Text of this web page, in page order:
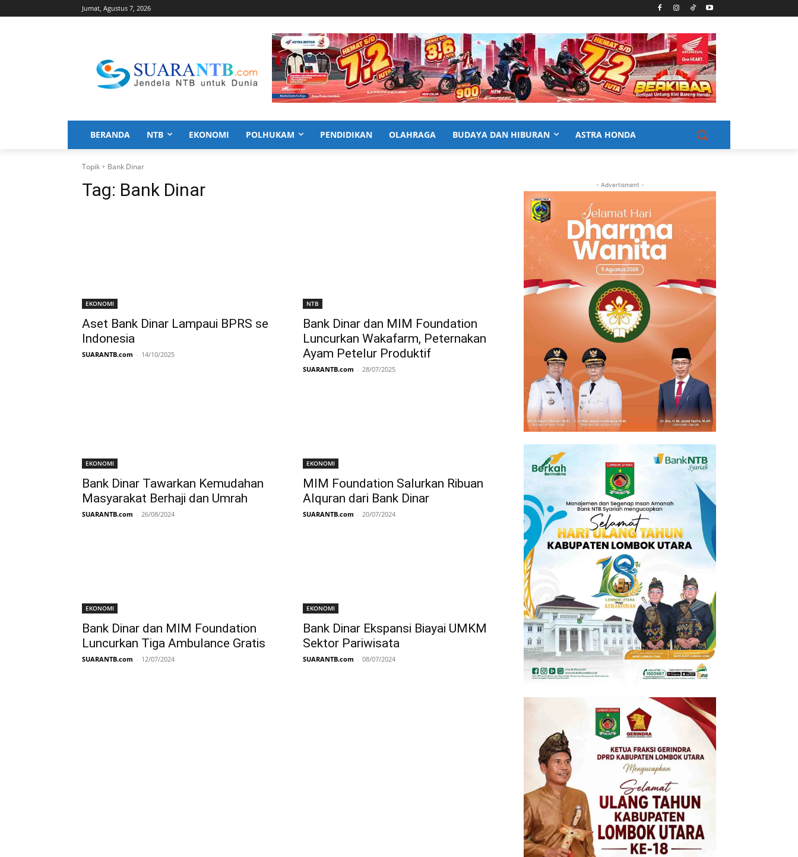
Jumat, Agustus 7, 2026
BERANDA NTB EKONOMI POLHUKAM PENDIDIKAN OLAHRAGA BUDAYA DAN HIBURAN ASTRA HONDA
Topik Bank Dinar
Tag: Bank Dinar
EKONOMI
Aset Bank Dinar Lampaui BPRS se
Indonesia
SUARANTB.com - 14/10/2025
NTB
Bank Dinar dan MIM Foundation
Luncurkan Wakafarm, Peternakan
Ayam Petelur Produktif
SUARANTB.com - 28/07/2025
EKONOMI
Bank Dinar Tawarkan Kemudahan
Masyarakat Berhaji dan Umrah
SUARANTB.com - 26/08/2024
EKONOMI
MIM Foundation Salurkan Ribuan
Alquran dari Bank Dinar
SUARANTB.com - 20/07/2024
EKONOMI
Bank Dinar dan MIM Foundation
Luncurkan Tiga Ambulance Gratis
SUARANTB.com - 12/07/2024
EKONOMI
Bank Dinar Ekspansi Biayai UMKM
Sektor Pariwisata
SUARANTB.com - 08/07/2024
- Advertisment -